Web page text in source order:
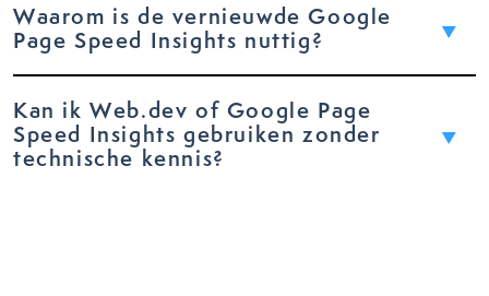
Waarom is de vernieuwde Google
Page Speed Insights nuttig?
Kan ik Web.dev of Google Page
Speed Insights gebruiken zonder
technische kennis?